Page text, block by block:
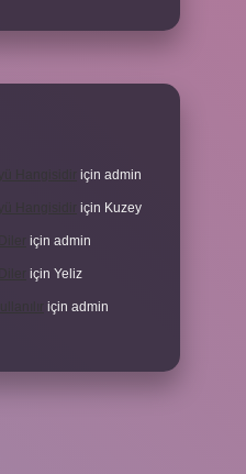
için admin
için Kuzey
için admin
için Yeliz
için admin